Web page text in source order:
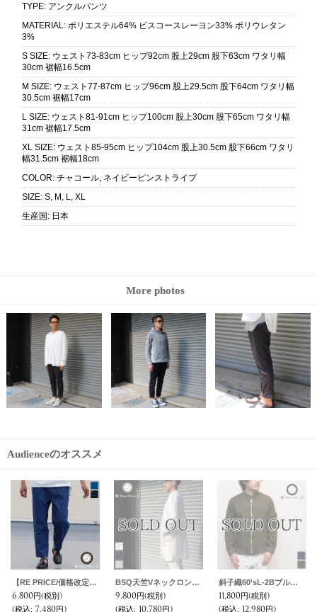
TYPE: アンクルパンツ
MATERIAL : ポリエステル64% ビスコースレーヨン33% ポリウレタン
3%
S SIZE: ウェスト73-83cm ヒップ92cm 股上29cm 股下63cm ワタリ幅
30cm 裾幅16.5cm
M SIZE: ウェスト77-87cm ヒップ96cm 股上29.5cm 股下64cm ワタリ幅
30.5cm 裾幅17cm
L SIZE: ウェスト81-91cm ヒップ100cm 股上30cm 股下65cm ワタリ幅
31cm 裾幅17.5cm
XL SIZE: ウェスト85-95cm ヒップ104cm 股上30.5cm 股下66cm ワタリ
幅31.5cm 裾幅18cm
COLOR: チャコール, ネイビーピンストライプ
SIZE: S, M, L, XL
生産国: 日本
More photos
Audienceのオススメ
【RE PRICE/価格改定】麻混デニムワイド2タックアンクルパンツ【MADE IN JAPAN】『日本製』 / Upscape Audience
6,800円(税別)
(税込: 7,480円)
BSQ天竺Vネックロングカーディガンコート【MADE IN JAPAN】『日本製』/ Upscape Audience
9,800円(税別)
(税込: 10,780円)
斜子織60'sL-2Bブルゾン【MADE IN JAPAN】『日本製』【送料無料】/ Upscape Audience
11,800円(税別)
(税込: 12,980円)